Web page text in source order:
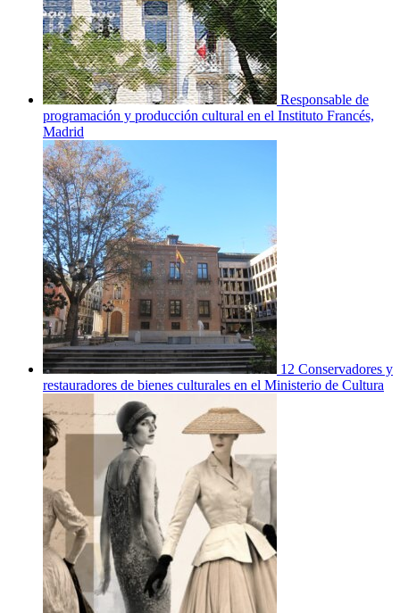
Responsable de
programación y producción cultural en el Instituto Francés,
Madrid
12 Conservadores y
restauradores de bienes culturales en el Ministerio de Cultura